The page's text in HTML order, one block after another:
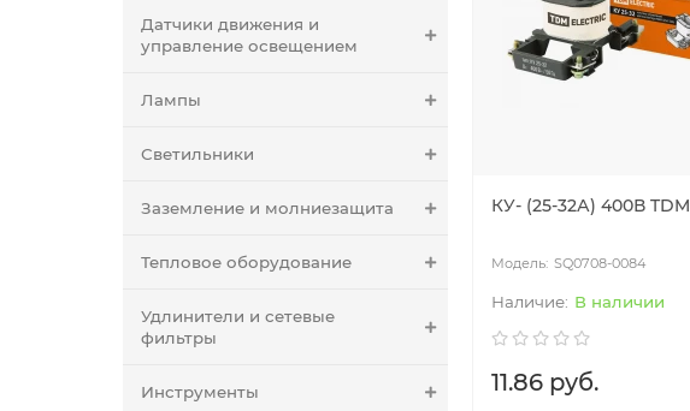
Датчики движения и
управление освещением
Лампы
Светильники
Заземление и молниезащита
Тепловое оборудование
Удлинители и сетевые
фильтры
Инструменты
КУ- (25-32А) 400В TDM
SQ0708-0084
В наличии
11.86 руб.